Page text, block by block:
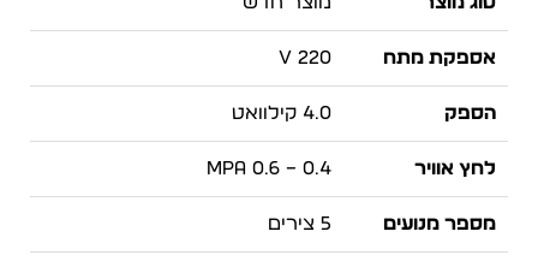
אספקת מתח 220 V
הספק 4.0 קילוואט
לחץ אוויר 0.4 – 0.6 MPa
מספר מנועים 5 צירים